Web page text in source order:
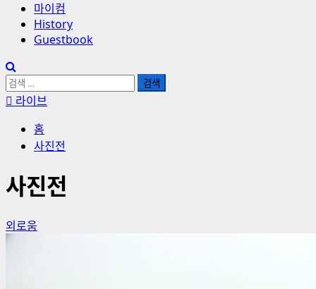
마이컴
History
Guestbook
검
색:라이브
홈
사진전
사진전
외로움